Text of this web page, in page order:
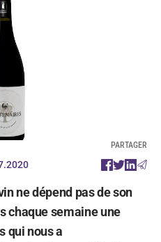
PARTAGER
ne dépend pas de son
chaque semaine une
qui nous a